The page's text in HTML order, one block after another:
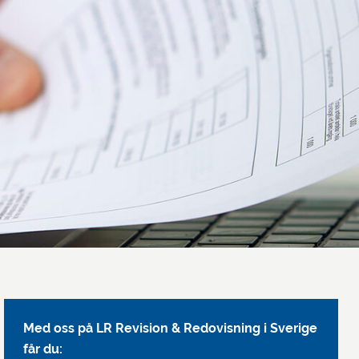
Med oss på LR Revision & Redovisning i Sverige
får du: